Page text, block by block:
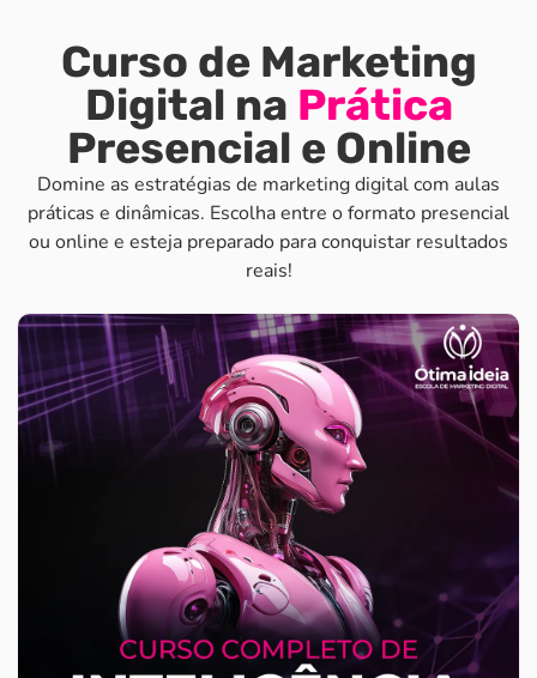
Curso de Marketing
Digital na Prática
Presencial e Online
Domine as estratégias de marketing digital com aulas
práticas e dinâmicas. Escolha entre o formato presencial
ou online e esteja preparado para conquistar resultados
reais!